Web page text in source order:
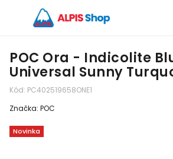
POC Ora - Indicolite
Universal Sunny
Kód: PC402519658ONE1
Novinka
Značka: POC